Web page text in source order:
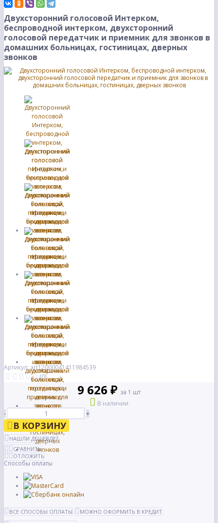
Двухсторонний голосовой Интерком,
беспроводной интерком, двухсторонний
голосовой передатчик и приемник для звонков в
домашних больницах, гостиницах, дверных
звонков
Артикул: art12000041411984539
(0)
9 626 ₽ за 1 шт
В наличии
-
+
В КОРЗИНУ
НАШЛИ ДЕШЕВЛЕ?
СРАВНИТЬ
ОТЛОЖИТЬ
Способы оплаты
ВСЕ СПОСОБЫ ОПЛАТЫ
МОЖНО ОФОРМИТЬ В КРЕДИТ